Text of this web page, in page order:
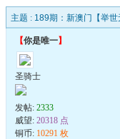
主题 : 189期：新澳门【举世
【你是唯一】
圣骑士
发帖: 2333
威望: 20318 点
铜币: 10291 枚